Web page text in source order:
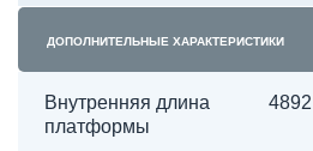
ДОПОЛНИТЕЛЬНЫЕ ХАРАКТЕРИСТИКИ
Внутренняя длина
платформы
4892